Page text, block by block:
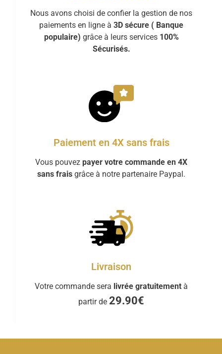
Nous avons choisi de confier la gestion de nos
paiements en ligne à 3D sécure ( Banque
populaire) grâce à leurs services 100%
Sécurisés.
Paiement en 4X sans frais
Vous pouvez payer votre commande en 4X
sans frais grâce à notre partenaire Paypal.
Livraison
Votre commande sera livrée gratuitement à
partir de 29.90€